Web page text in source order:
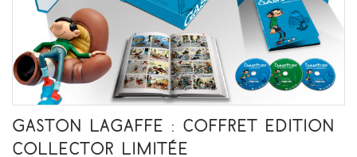
GASTON LAGAFFE : COFFRET EDITION
COLLECTOR LIMITÉE